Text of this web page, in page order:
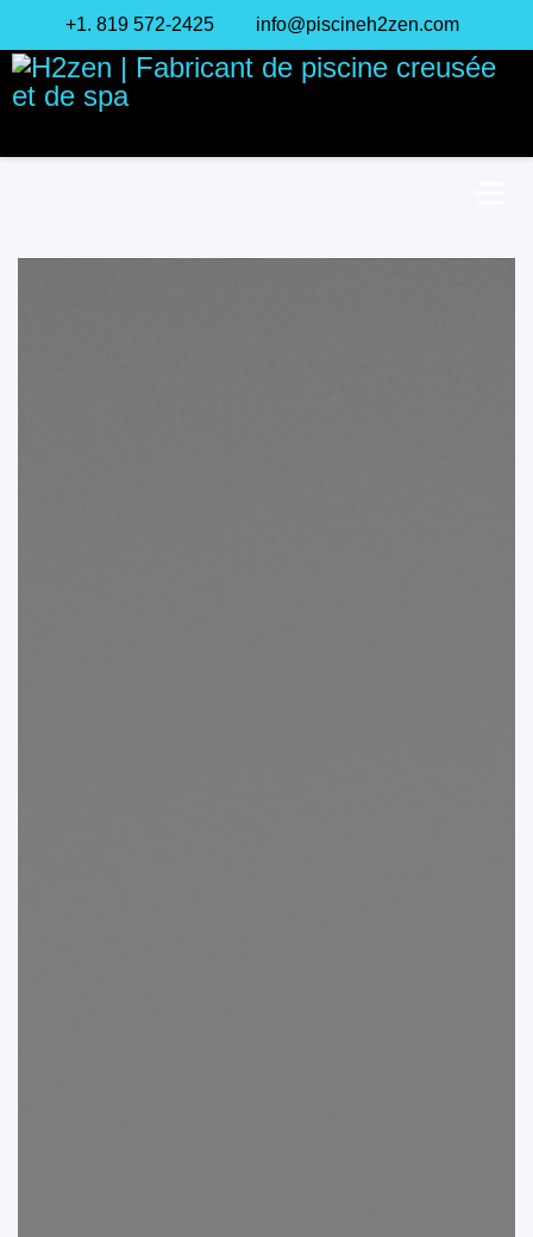
+1. 819 572-2425 info@piscineh2zen.com